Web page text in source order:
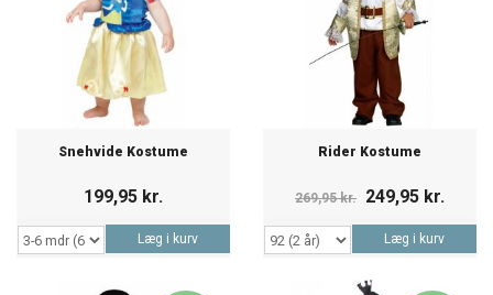
Snehvide Kostume
199,95 kr.
Læg i kurv
Rider Kostume
269,95 kr. 249,95 kr.
Læg i kurv